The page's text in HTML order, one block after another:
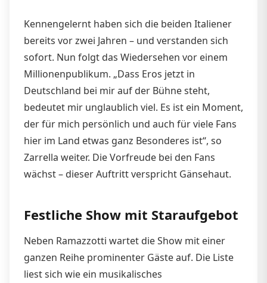
Kennengelernt haben sich die beiden Italiener
bereits vor zwei Jahren – und verstanden sich
sofort. Nun folgt das Wiedersehen vor einem
Millionenpublikum. „Dass Eros jetzt in
Deutschland bei mir auf der Bühne steht,
bedeutet mir unglaublich viel. Es ist ein Moment,
der für mich persönlich und auch für viele Fans
hier im Land etwas ganz Besonderes ist“, so
Zarrella weiter. Die Vorfreude bei den Fans
wächst – dieser Auftritt verspricht Gänsehaut.
Festliche Show mit Staraufgebot
Neben Ramazzotti wartet die Show mit einer
ganzen Reihe prominenter Gäste auf. Die Liste
liest sich wie ein musikalisches